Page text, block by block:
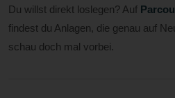
Du willst direkt loslegen? Auf
findest du Anlagen, die genau auf
schau doch mal vorbei.